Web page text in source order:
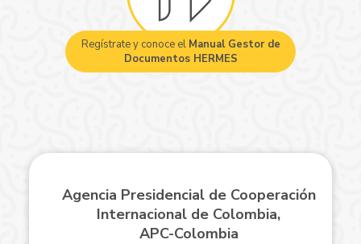
Regístrate y conoce el Manual Gestor de
Documentos HERMES
Agencia Presidencial de Cooperación
Internacional de Colombia,
APC-Colombia